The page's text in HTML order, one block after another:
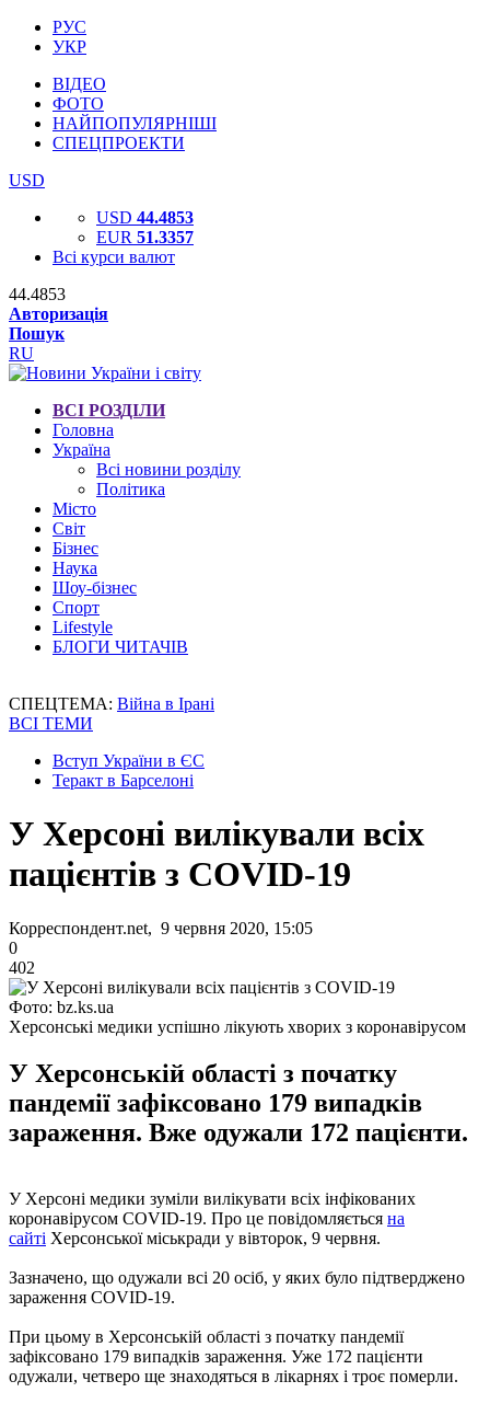
РУС
УКР
ВІДЕО
ФОТО
НАЙПОПУЛЯРНІШІ
СПЕЦПРОЕКТИ
USD
USD 44.4853
EUR 51.3357
Всі курси валют
44.4853
Авторизація
Пошук
RU
ВСІ РОЗДІЛИ
Головна
Україна
Всі новини розділу
Політика
Місто
Світ
Бізнес
Наука
Шоу-бізнес
Спорт
Lifestyle
БЛОГИ ЧИТАЧІВ
СПЕЦТЕМА: Війна в Ірані
ВСІ ТЕМИ
Вступ України в ЄС
Теракт в Барселоні
У Херсоні вилікували всіх
пацієнтів з COVID-19
Корреспондент.net, 9 червня 2020, 15:05
0
402
Фото: bz.ks.ua
Херсонські медики успішно лікують хворих з коронавірусом
У Херсонській області з початку
пандемії зафіксовано 179 випадків
зараження. Вже одужали 172 пацієнти.
У Херсоні медики зуміли вилікувати всіх інфікованих
коронавірусом COVID-19. Про це повідомляється на
сайті Херсонської міськради у вівторок, 9 червня.
Зазначено, що одужали всі 20 осіб, у яких було підтверджено
зараження COVID-19.
При цьому в Херсонській області з початку пандемії
зафіксовано 179 випадків зараження. Уже 172 пацієнти
одужали, четверо ще знаходяться в лікарнях і троє померли.